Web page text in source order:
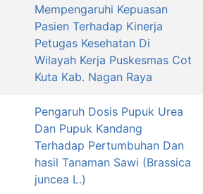
Mempengaruhi Kepuasan
Pasien Terhadap Kinerja
Petugas Kesehatan Di
Wilayah Kerja Puskesmas Cot
Kuta Kab. Nagan Raya
Pengaruh Dosis Pupuk Urea
Dan Pupuk Kandang
Terhadap Pertumbuhan Dan
hasil Tanaman Sawi (Brassica
juncea L.)